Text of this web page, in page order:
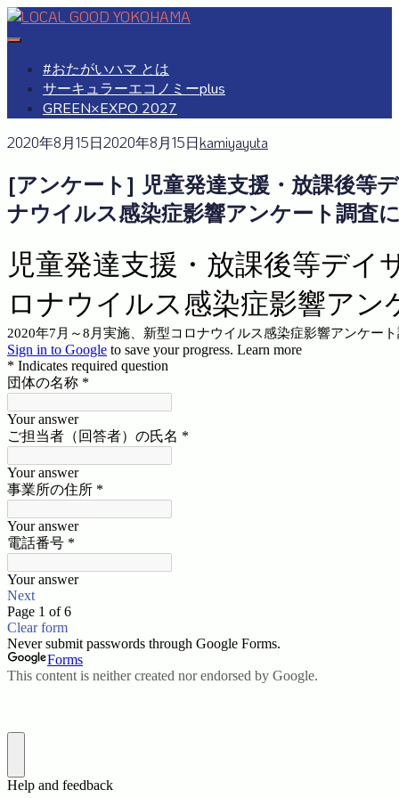
Skip
to
#おたがいハマ とは
サーキュラーエコノミーplus
GREEN×EXPO 2027
2020年8月15日2020年8月15日kamiyayuta
[アンケート] 児童発達支援・放課後等
ナウイルス感染症影響アンケート調査